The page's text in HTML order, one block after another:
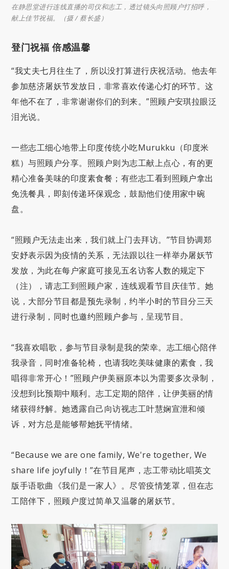
在静思堂进行连线直播的司仪和志工，透过镜头向照顾户打招呼，
献上佳节祝福。（摄 / 蔡长盛）
登门祝福 倍感温馨
“我丈夫七月往生了，所以没打算进行庆祝活动。他去年
参加慈济屠妖节发放日，非常喜欢传递心灯的环节。这
年他不在了，非常谢谢你们的到来。”照顾户安琪拉眼泛
泪光说。
一些志工细心地带上印度传统小吃Murukku（印度米
糕）与照顾户分享。照顾户则为志工献上点心，有的更
精心准备美味的印度素食餐；有些志工看到照顾户拿出
免洗餐具，即刻传递环保观念，鼓励他们使用家中碗
盘。
“照顾户无法走出来，我们就上门去拜访。”节目协调郑
安妤表示因为疫情的关系，无法跟以往一样举办屠妖节
发放，为此在每户家庭可接见五名访客人数的规定下
（注），请志工到照顾户家，连线观看节目庆佳节。她
说，大部分节目都是预先录制，约半小时的节目分三天
进行录制，同时也邀约照顾户参与，呈现节目。
“我喜欢唱歌，参与节目录制是我的荣幸。志工细心陪伴
我录音，同时准备轮椅，也请我吃美味健康的素食，我
唱得非常开心！”照顾户伊美丽原本以为需要多次录制，
没想到比预期中顺利。志工定期的陪伴，让伊美丽的情
绪获得纾解。她透露自己向访视志工叶慧娴宣泄和倾
诉，对方总是能够帮她抚平情绪。
“Because we are one family, We're together, We
share life joyfully！”在节目尾声，志工带动比唱英文
版手语歌曲《我们是一家人》。尽管疫情笼罩，但在志
工陪伴下，照顾户度过简单又温馨的屠妖节。